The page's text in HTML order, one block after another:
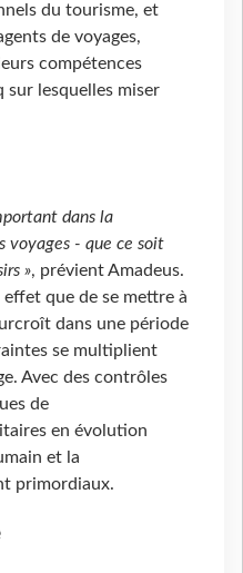
du tourisme, et
de voyages,
compétences
sur lesquelles miser
dans la
voyages - que ce soit
», prévient Amadeus.
que de se mettre à
dans une période
se multiplient
Avec des contrôles
de
en évolution
et la
primordiaux.